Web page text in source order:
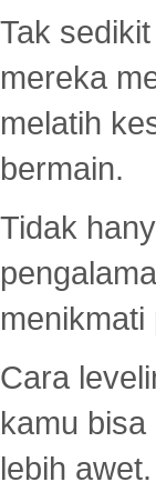
Tak
mereka
melatih
bermain.
Tidak
Cara
kamu
lebih